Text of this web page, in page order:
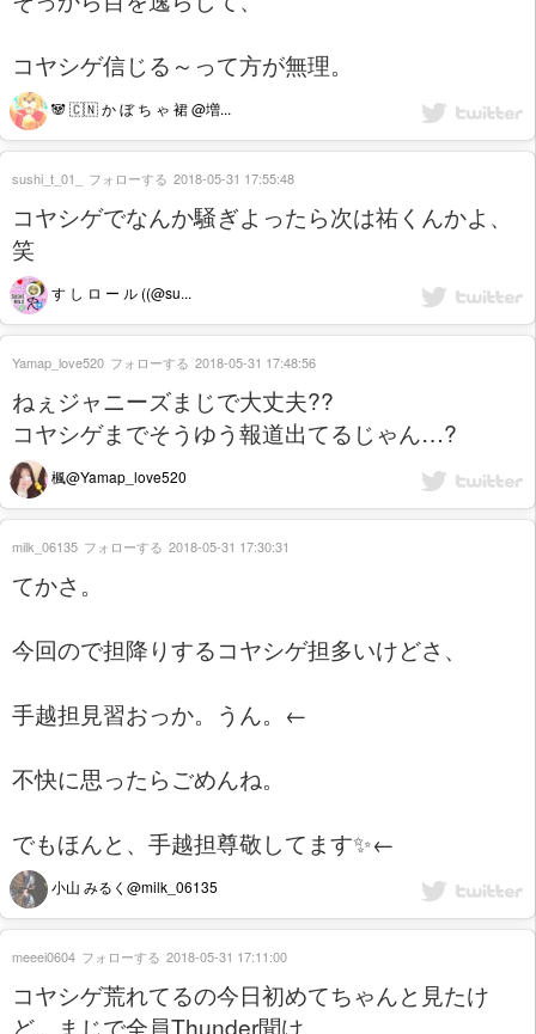
コヤシゲ信じる～って方が無理。
🐼 🇨🇳 か ぼ ち ゃ 裙 @増...
コヤシゲでなんか騒ぎよったら次は祐くんかよ、
笑
す し ロ ー ル ((@su...
sushi_t_01_ フォローする 2018-05-31 17:55:48
ねぇジャニーズまじで大丈夫??
コヤシゲまでそうゆう報道出てるじゃん…?
楓@Yamap_love520
Yamap_love520 フォローする 2018-05-31 17:48:56
てかさ。
今回ので担降りするコヤシゲ担多いけどさ、
手越担見習おっか。うん。←
不快に思ったらごめんね。
でもほんと、手越担尊敬してます✨←
小山 みるく@milk_06135
milk_06135 フォローする 2018-05-31 17:30:31
コヤシゲ荒れてるの今日初めてちゃんと見たけ
ど、まじで全員Thunder聞け
meeei0604 フォローする 2018-05-31 17:11:00